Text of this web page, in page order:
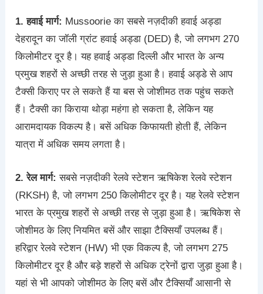
1. हवाई मार्ग: Mussoorie का सबसे नज़दीकी हवाई अड्डा
देहरादून का जॉली ग्रांट हवाई अड्डा (DED) है, जो लगभग 270
किलोमीटर दूर है। यह हवाई अड्डा दिल्ली और भारत के अन्य
प्रमुख शहरों से अच्छी तरह से जुड़ा हुआ है। हवाई अड्डे से आप
टैक्सी किराए पर ले सकते हैं या बस से जोशीमठ तक पहुंच सकते
हैं। टैक्सी का किराया थोड़ा महंगा हो सकता है, लेकिन यह
आरामदायक विकल्प है। बसें अधिक किफायती होती हैं, लेकिन
यात्रा में अधिक समय लगता है।
2. रेल मार्ग: सबसे नज़दीकी रेलवे स्टेशन ऋषिकेश रेलवे स्टेशन
(RKSH) है, जो लगभग 250 किलोमीटर दूर है। यह रेलवे स्टेशन
भारत के प्रमुख शहरों से अच्छी तरह से जुड़ा हुआ है। ऋषिकेश से
जोशीमठ के लिए नियमित बसें और साझा टैक्सियाँ उपलब्ध हैं।
हरिद्वार रेलवे स्टेशन (HW) भी एक विकल्प है, जो लगभग 275
किलोमीटर दूर है और बड़े शहरों से अधिक ट्रेनों द्वारा जुड़ा हुआ है।
यहां से भी आपको जोशीमठ के लिए बसें और टैक्सियाँ आसानी से